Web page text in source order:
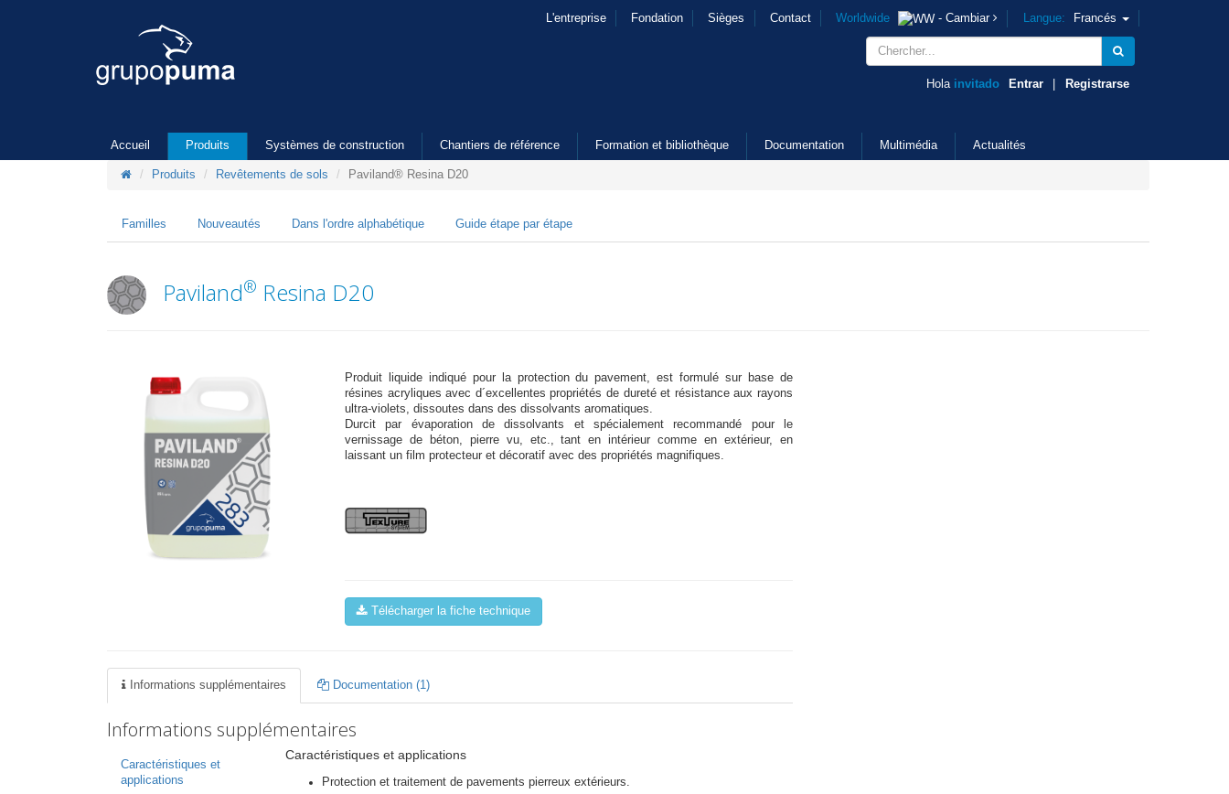
L'entreprise Fondation Sièges Contact Worldwide - Cambiar Langue: Francés
Hola invitado Entrar Registrarse
Accueil Produits Systèmes de construction Chantiers de référence Formation et bibliothèque Documentation Multimédia Actualités
Produits Revêtements de sols Paviland® Resina D20
Familles Nouveautés Dans l'ordre alphabétique Guide étape par étape
Paviland® Resina D20
Produit liquide indiqué pour la protection du pavement, est formulé sur base de
résines acryliques avec d´excellentes propriétés de dureté et résistance aux rayons
ultra-violets, dissoutes dans des dissolvants aromatiques.
Durcit par évaporation de dissolvants et spécialement recommandé pour le
vernissage de béton, pierre vu, etc., tant en intérieur comme en extérieur, en
laissant un film protecteur et décoratif avec des propriétés magnifiques.
Télécharger la fiche technique
Informations supplémentaires Documentation (1)
Informations supplémentaires
Caractéristiques et
applications
Caractéristiques et applications
Protection et traitement de pavements pierreux extérieurs.